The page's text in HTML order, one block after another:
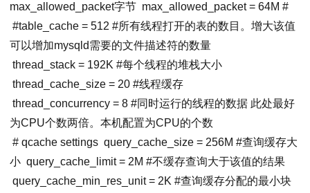
max_allowed_packet字节 max_allowed_packet= 64M #
#table_cache = 512 #所有线程打开的表的数目。增大该值
可以增加mysqld需要的文件描述符的数量
thread_stack = 192K #每个线程的堆栈大小
thread_cache_size = 20 #线程缓存
thread_concurrency = 8 #同时运行的线程的数据 此处最好
为CPU个数两倍。本机配置为CPU的个数
# qcache settings query_cache_size = 256M #查询缓存大
小 query_cache_limit= 2M #不缓存查询大于该值的结果
query_cache_min_res_unit= 2K #查询缓存分配的最小块